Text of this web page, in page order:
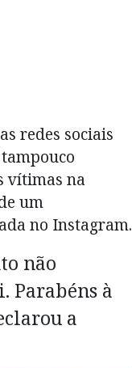
redes sociais
vítimas na
um
no Instagram.
não
Parabéns à
a